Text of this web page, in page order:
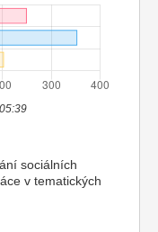
sociálních
v tematických